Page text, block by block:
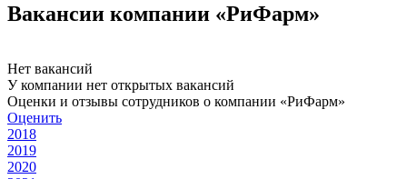
Вакансии компании «РиФарм»
Нет вакансий
У компании нет открытых вакансий
Оценки и отзывы сотрудников о компании «РиФарм»
Оценить
2018
2019
2020